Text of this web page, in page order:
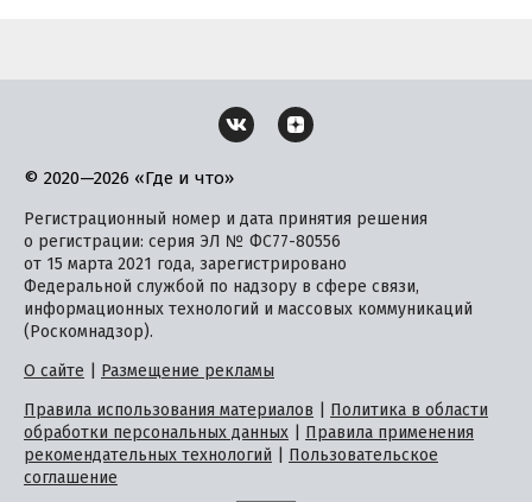
© 2020—2026 «Где и что»
Регистрационный номер и дата принятия решения
о регистрации: серия ЭЛ № ФС77-80556
от 15 марта 2021 года, зарегистрировано
Федеральной службой по надзору в сфере связи,
информационных технологий и массовых коммуникаций
(Роскомнадзор).
О сайте
Размещение рекламы
Правила использования материалов
Политика в области
обработки персональных данных
Правила применения
рекомендательных технологий
Пользовательское
соглашение